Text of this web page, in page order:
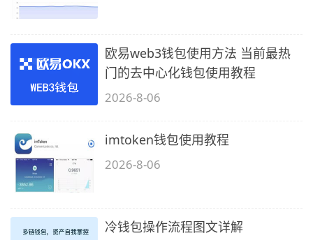
欧易web3钱包使用方法 当前最热
门的去中心化钱包使用教程
2026-8-06
imtoken钱包使用教程
2026-8-06
冷钱包操作流程图文详解